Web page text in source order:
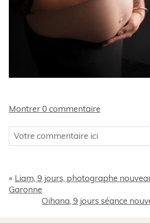
Montrer0 commentaire
Votre commentaire ici
« Liam, 9 jours, photographe
Garonne
Oihana, 9 jours séance